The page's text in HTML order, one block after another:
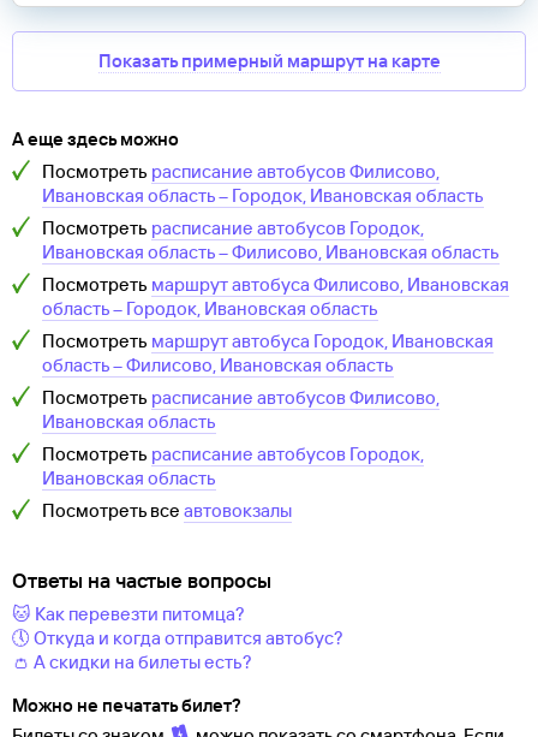
Показать примерный маршрут на карте
А еще здесь можно
Посмотреть расписание автобусовФилисово,
Ивановская область– Городок, Ивановская область
Посмотреть расписание автобусов Городок,
Ивановская область–Филисово, Ивановская область
Посмотреть маршрут автобуса Филисово, Ивановская
область– Городок, Ивановская область
Посмотреть маршрут автобуса Городок, Ивановская
область–Филисово, Ивановская область
Посмотреть расписание автобусовФилисово,
Ивановская область
Посмотреть расписание автобусов Городок,
Ивановская область
Посмотреть все автовокзалы
Ответы на частые вопросы
🐱 Как перевезти питомца?
🕔 Откуда и когда отправится автобус?
👛 А скидки на билеты есть?
Можно не печатать билет?